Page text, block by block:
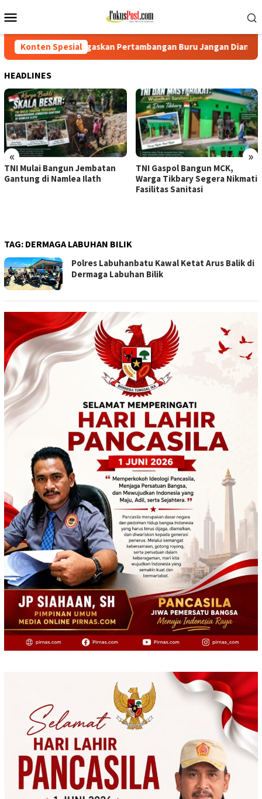
ke
Mobile
Konten Spesial
Pertambangan Buru Jangan Dianaktirikan TNI
HEADLINES
« »
TNI Mulai Bangun Jembatan
Gantung di Namlea Ilath
TNI Gaspol Bangun MCK,
Warga Tikbary Segera Nikmati
Fasilitas Sanitasi
TAG: DERMAGA LABUHAN BILIK
Polres Labuhanbatu Kawal Ketat Arus Balik di
Dermaga Labuhan Bilik